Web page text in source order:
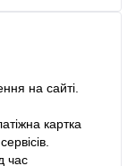
на сайті.
картка
час